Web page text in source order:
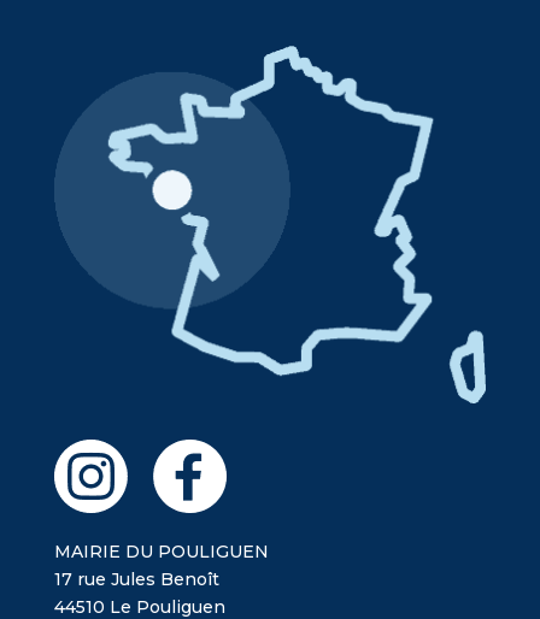
MAIRIE DU POULIGUEN
17 rue Jules Benoît
44510 Le Pouliguen